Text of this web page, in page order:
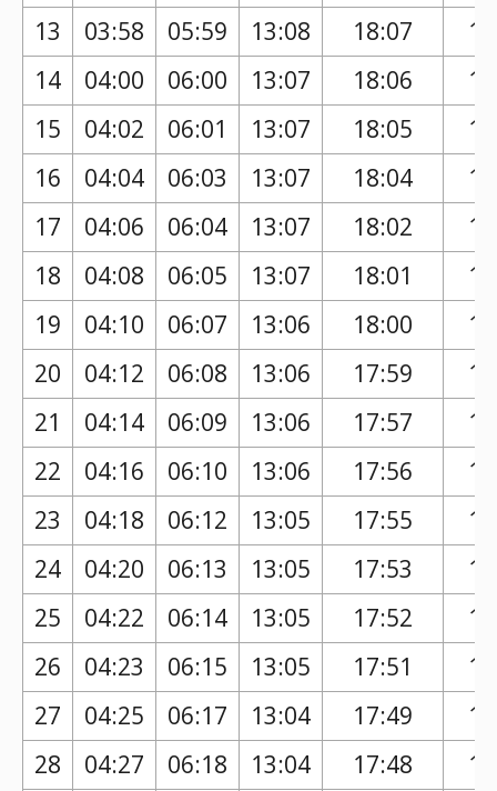
13 03:58 05:59 13:08 18:07
14
04:00 06:00 13:07 18:06
15
04:02 06:01 13:07 18:05
16
04:04 06:03 13:07 18:04
17
04:06 06:04 13:07 18:02
18
04:08 06:05 13:07 18:01
19
04:10 06:07 13:06 18:00
20
04:12 06:08 13:06 17:59
21
04:14 06:09 13:06 17:57
22
04:16 06:10 13:06 17:56
23
04:18 06:12 13:05 17:55
24
04:20 06:13 13:05 17:53
25
04:22 06:14 13:05 17:52
26
04:23 06:15 13:05 17:51
27
04:25 06:17 13:04 17:49
28
04:27 06:18 13:04 17:48